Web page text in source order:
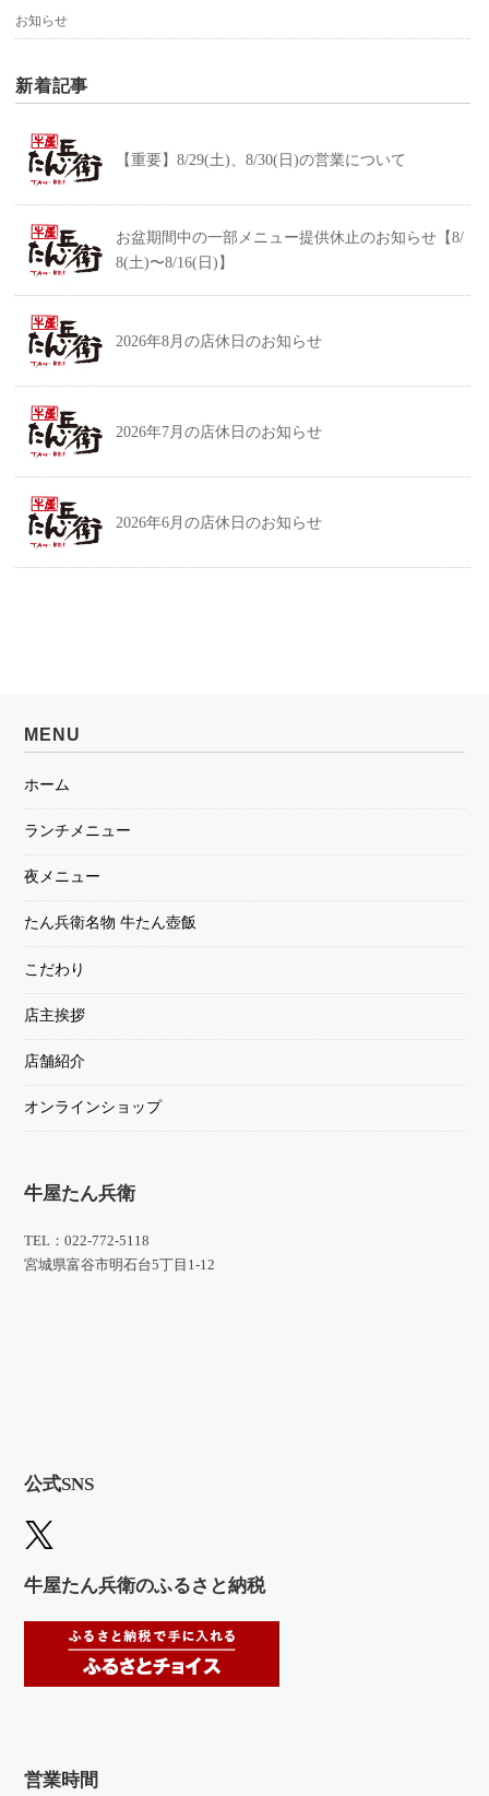
お知らせ
新着記事
【重要】8/29(土)、8/30(日)の営業について
お盆期間中の一部メニュー提供休止のお知らせ【8/
8(土)〜8/16(日)】
2026年8月の店休日のお知らせ
2026年7月の店休日のお知らせ
2026年6月の店休日のお知らせ
MENU
ホーム
ランチメニュー
夜メニュー
たん兵衛名物 牛たん壺飯
こだわり
店主挨拶
店舗紹介
オンラインショップ
牛屋たん兵衛
TEL：022-772-5118
宮城県富谷市明石台5丁目1-12
公式SNS
牛屋たん兵衛のふるさと納税
営業時間